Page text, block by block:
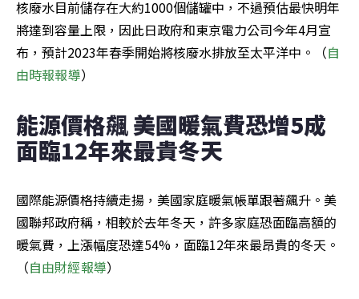
核廢水目前儲存在大約1000個儲罐中，不過預估最快明年
將達到容量上限，因此日政府和東京電力公司今年4月宣
布，預計2023年春季開始將核廢水排放至太平洋中。（自
由時報報導）
能源價格飆 美國暖氣費恐增5成
面臨12年來最貴冬天
國際能源價格持續走揚，美國家庭暖氣帳單跟著飆升。美
國聯邦政府稱，相較於去年冬天，許多家庭恐面臨高額的
暖氣費，上漲幅度恐達54%，面臨12年來最昂貴的冬天。
（自由財經報導）